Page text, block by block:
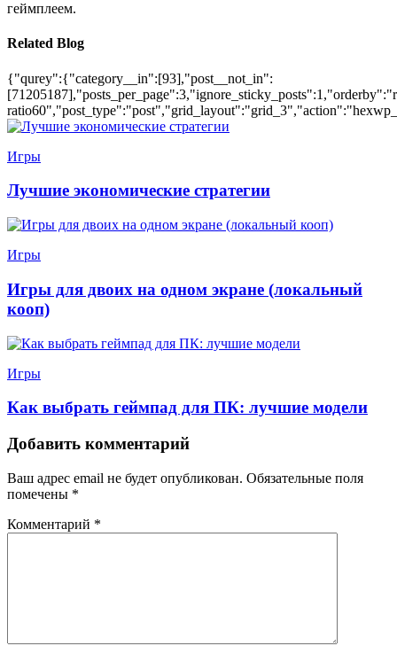
геймплеем.
Related Blog
{"qurey":{"category__in":[93],"post__not_in":
Игры
Лучшие экономические стратегии
Игры
Игры для двоих на одном экране (локальный
кооп)
Игры
Как выбрать геймпад для ПК: лучшие модели
Добавить комментарий
Ваш адрес email не будет опубликован. Обязательные поля
помечены *
Комментарий *